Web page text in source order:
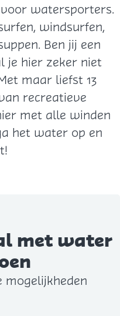
watersporters.
windsurfen,
Ben jij een
je hier zeker niet
maar liefst 13
recreatieve
met alle winden
het water op en
met water
mogelijkheden